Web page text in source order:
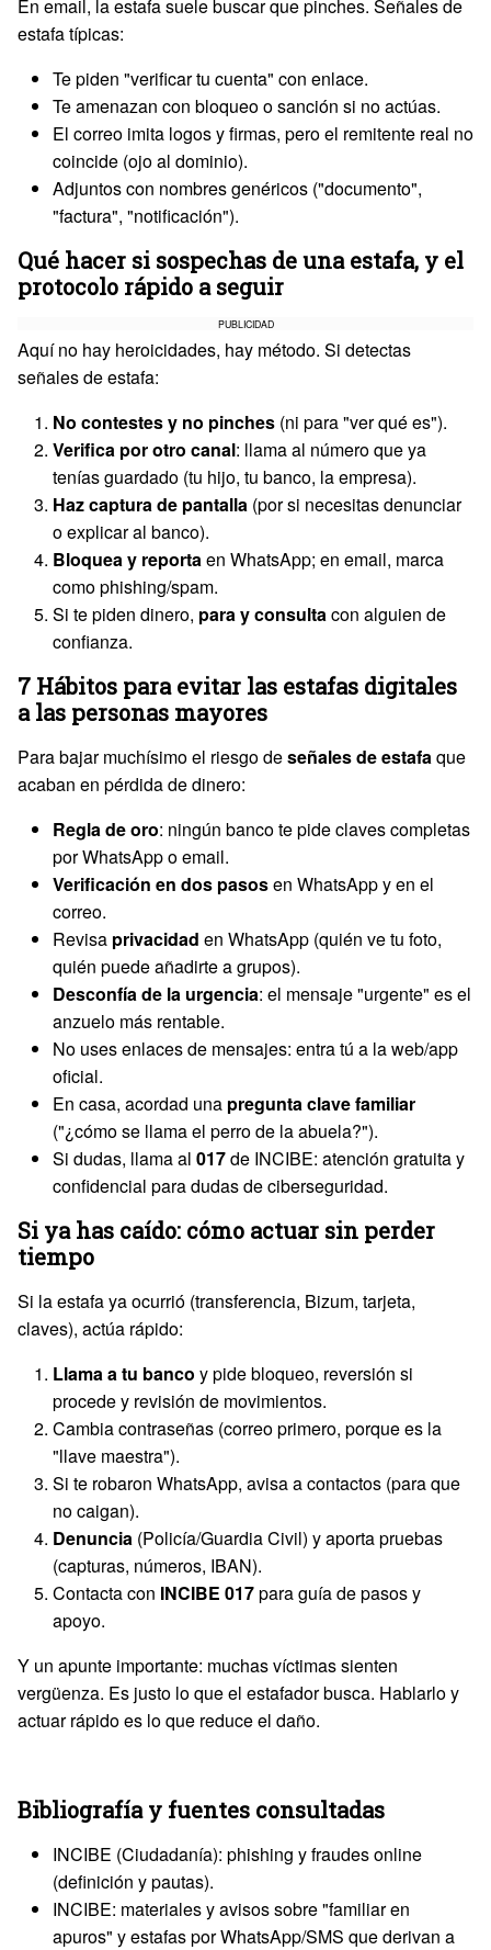
En email, la estafa suele buscar que pinches. Señales de
estafa típicas:
Te piden "verificar tu cuenta" con enlace.
Te amenazan con bloqueo o sanción si no actúas.
El correo imita logos y firmas, pero el remitente real no
coincide (ojo al dominio).
Adjuntos con nombres genéricos ("documento",
"factura", "notificación").
Qué hacer si sospechas de una estafa, y el
protocolo rápido a seguir
PUBLICIDAD
Aquí no hay heroicidades, hay método. Si detectas
señales de estafa:
No contestes y no pinches (ni para "ver qué es").
Verifica por otro canal: llama al número que ya
tenías guardado (tu hijo, tu banco, la empresa).
Haz captura de pantalla (por si necesitas denunciar
o explicar al banco).
Bloquea y reportaen WhatsApp; en email, marca
como phishing/spam.
Si te piden dinero, para y consultacon alguien de
confianza.
7 Hábitos para evitar las estafas digitales
a las personas mayores
Para bajar muchísimo el riesgo deseñales de estafaque
acaban en pérdida de dinero:
Regla de oro: ningún banco te pide claves completas
por WhatsApp o email.
Verificación en dos pasosen WhatsApp y en el
correo.
Revisa privacidad en WhatsApp (quién ve tu foto,
quién puede añadirte a grupos).
Desconfía de la urgencia: el mensaje "urgente" es el
anzuelo más rentable.
No uses enlaces de mensajes: entra tú a la web/app
oficial.
En casa, acordad una pregunta clave familiar
("¿cómo se llama el perro de la abuela?").
Si dudas, llama al 017de INCIBE: atención gratuita y
confidencial para dudas de ciberseguridad.
Si ya has caído: cómo actuar sin perder
tiempo
Si la estafa ya ocurrió (transferencia, Bizum, tarjeta,
claves), actúa rápido:
Llama a tu banco y pide bloqueo, reversión si
procede y revisión de movimientos.
Cambia contraseñas (correo primero, porque es la
"llave maestra").
Si te robaron WhatsApp, avisa a contactos (para que
no caigan).
Denuncia (Policía/Guardia Civil) y aporta pruebas
(capturas, números, IBAN).
Contacta con INCIBE 017para guía de pasos y
apoyo.
Y un apunte importante: muchas víctimas sienten
vergüenza. Es justo lo que el estafador busca. Hablarlo y
actuar rápido es lo que reduce el daño.
Bibliografía y fuentes consultadas
INCIBE (Ciudadanía): phishing y fraudes online
(definición y pautas).
INCIBE: materiales y avisos sobre "familiar en
apuros" y estafas por WhatsApp/SMS que derivan a